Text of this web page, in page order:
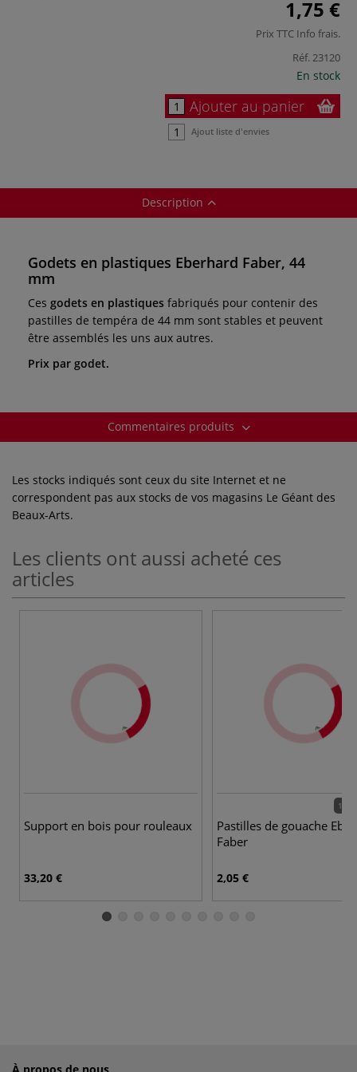
1,75 €
Prix TTC Info frais.
Réf.23120
En stock
Ajouter au panier
Ajout liste d'envies
Description
Godets en plastiques Eberhard Faber, 44
mm
Ces godets en plastiques fabriqués pour contenir des
pastilles de tempéra de 44 mm sont stables et peuvent
être assemblés les uns aux autres.
Prix par godet.
Commentaires produits
Les stocks indiqués sont ceux du site Internet et ne
correspondent pas aux stocks de vos magasins Le Géant des
Beaux-Arts.
Les clients ont aussi acheté ces
articles
Support en bois pour rouleaux
33,20 €
18
Pastilles de gouache
Faber
2,05 €